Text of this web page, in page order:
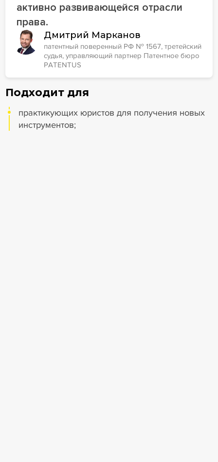
активно развивающейся отрасли
права.
Дмитрий Марканов
патентный поверенный РФ № 1567, третейский
судья, управляющий партнер Патентное бюро
PATENTUS
Подходит для
практикующих юристов для получения новых
инструментов;